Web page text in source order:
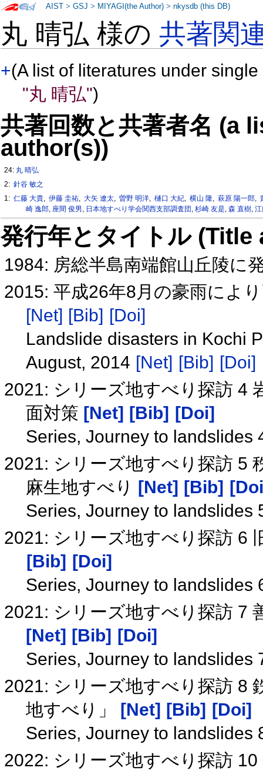
丸 晴弘 様の共著関
+(A list of literatures under
"丸 晴弘")
共著回数と共著者名 (a
author(s))
24: 丸 晴弘
2: 針谷 敏之
1: 仁藤 大貴, 伊藤 圭祐, 大矢 遼太, 曽野 明洋, 樋口 大紀, 横山 隆, 萩原 陽一郎,
崎 逸郎, 座間 俊男, 日本地すべり学会関西支部調査団 , 杉崎 友是, 森 直樹, 江
発行年とタイトル
1984: 房総半島南端館山丘陵に
2015: 平成26年8月の豪雨によ
[Net] [Bib] [Doi]
Landslide disasters in Kochi
August, 2014 [Net] [Bib] [Doi]
2021: シリーズ地すべり探訪 4
面対策 [Net] [Bib]
[Doi]
Series, Journey to landslides
2021: シリーズ地すべり探訪 5
麻生地すべり
[Net] [Bib]
Series, Journey to landslides
2021: シリーズ地すべり探訪 6
[Bib]
[Doi]
Series, Journey to landslides
2021: シリーズ地すべり探訪 7
[Net] [Bib]
[Doi]
Series, Journey to landslides
2021: シリーズ地すべり探訪 8
地すべり」
[Net] [Bib]
[Doi]
Series, Journey to landslides
2022: シリーズ地すべり探訪
AIST >GSJ > MIYAGI(the Author) >nkysdb (this DB)